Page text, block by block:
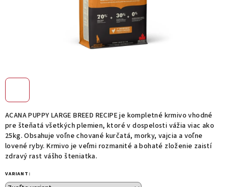
ACANA PUPPY LARGE BREED RECIPE je kompletné krmivo vhodné
pre šteňatá všetkých plemien, ktoré v dospelosti vážia viac ako
25kg. Obsahuje voľne chované kurčatá, morky, vajcia a voľne
lovené ryby. Krmivo je veľmi rozmanité a bohaté zloženie zaistí
zdravý rast vášho šteniatka.
VARIANT: